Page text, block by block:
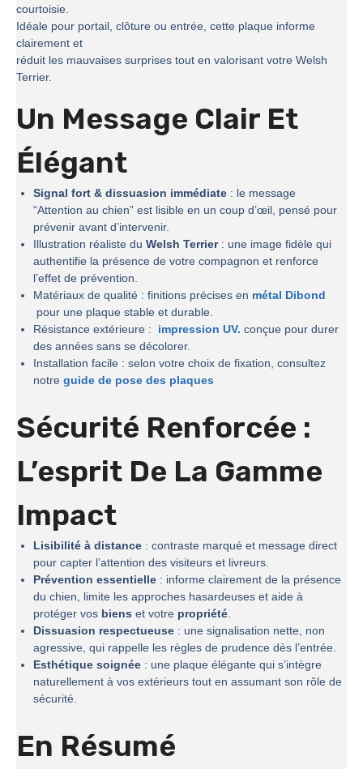
courtoisie.
Idéale pour portail, clôture ou entrée, cette plaque informe
clairement et
réduit les mauvaises surprises tout en valorisant votre Welsh
Terrier.
Un Message Clair Et
Élégant
Signal fort & dissuasion immédiate : le message
“Attention au chien” est lisible en un coup d’œil, pensé pour
prévenir avant d’intervenir.
Illustration réaliste du Welsh Terrier: une image fidèle qui
authentifie la présence de votre compagnon et renforce
l’effet de prévention.
Matériaux de qualité : finitions précises en métal Dibond
pour une plaque stable et durable.
Résistance extérieure :
impression UV. conçue pour durer
des années sans se décolorer.
Installation facile : selon votre choix de fixation, consultez
notre guide de pose des plaques
Sécurité Renforcée :
L’esprit De La Gamme
Impact
Lisibilité à distance : contraste marqué et message direct
pour capter l’attention des visiteurs et livreurs.
Prévention essentielle : informe clairement de la présence
du chien, limite les approches hasardeuses et aide à
protéger vos biens et votre propriété.
Dissuasion respectueuse : une signalisation nette, non
agressive, qui rappelle les règles de prudence dès l’entrée.
Esthétique soignée : une plaque élégante qui s’intègre
naturellement à vos extérieurs tout en assumant son rôle de
sécurité.
En Résumé